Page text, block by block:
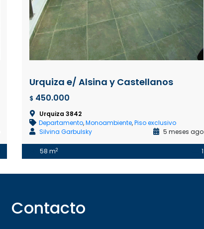
Urquiza e/ Alsina y Castellanos
$ 450.000
Urquiza 3842
Departamento,Monoambiente,Piso exclusivo
Silvina Garbulsky
5 meses ago
58 m2 1
Contacto